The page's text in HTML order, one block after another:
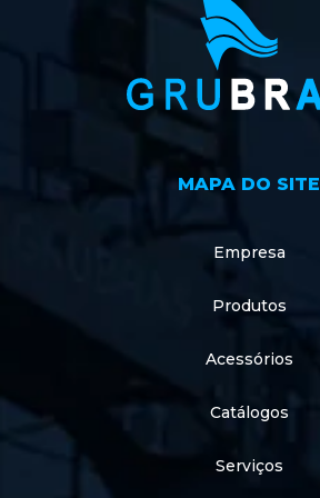
MAPA DO SITE
Empresa
Produtos
Acessórios
Catálogos
Serviços